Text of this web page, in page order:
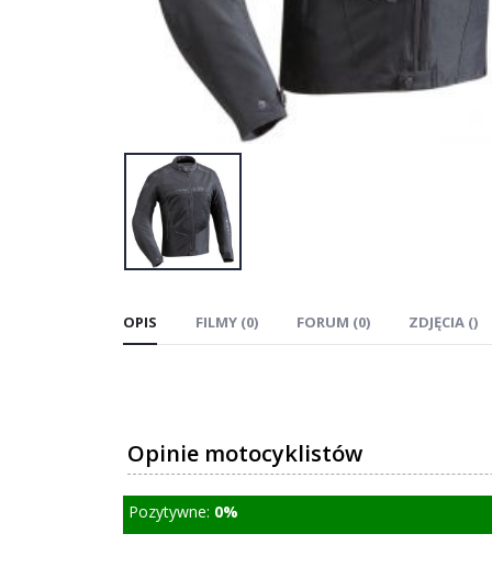
OPIS FILMY (0) FORUM (0) ZDJĘCIA ()
Opinie motocyklistów
Pozytywne: 0%